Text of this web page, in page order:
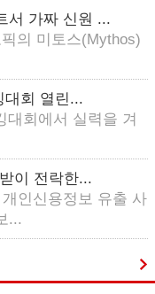
서 가짜 신원 ...
의 미토스(Mythos)
대회 열린...
대회에서 실력을 겨
이 전락한...
인신용정보 유출 사
...